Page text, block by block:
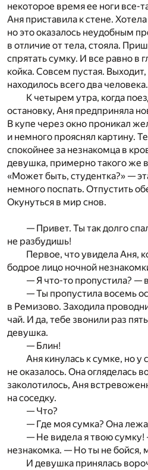
некоторое время ее ноги все-
Аня приставила к стене.
но это оказалось неудобным
в отличие от тела, стояла.
спрятать сумку. И все равно в
койка. Совсем пустая. Выходит,
находилось всего два
К четырем утра, когда
остановку, Аня предприняла
В купе через окно проникал
и немного прояснял картину.
спокойнее за незнакомца в
девушка, примерно такого же
«Может быть, студентка?» —
немного поспать. Отпустить
Окунуться в мир снов.
— Привет. Ты так долго
не разбудишь!
Первое, что увидела Аня,
бодрое лицо ночной
— Я что-то пропустила? —
— Ты пропустила восемь
в Ремизово. Заходила
чай. И да, тебе звонили раз
девушка.
— Блин!
Аня кинулась к сумке, но у
не оказалось. Она огляделась
заколотилось, Аня
на соседку.
— Что?
— Где моя сумка? Она
— Не видела я твою сумку!
незнакомка. — Но ты не бойся,
И девушка принялась